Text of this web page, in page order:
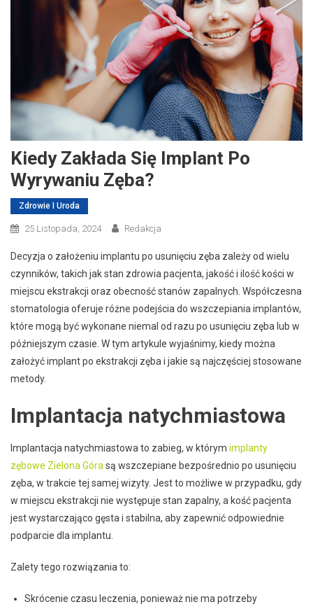
Kiedy Zakłada Się Implant Po
Wyrywaniu Zęba?
Zdrowie I Uroda
25 Listopada, 2024 Redakcja
Decyzja o założeniu implantu po usunięciu zęba zależy od wielu
czynników, takich jak stan zdrowia pacjenta, jakość i ilość kości w
miejscu ekstrakcji oraz obecność stanów zapalnych. Współczesna
stomatologia oferuje różne podejścia do wszczepiania implantów,
które mogą być wykonane niemal od razu po usunięciu zęba lub w
późniejszym czasie. W tym artykule wyjaśnimy, kiedy można
założyć implant po ekstrakcji zęba i jakie są najczęściej stosowane
metody.
Implantacja natychmiastowa
Implantacja natychmiastowa to zabieg, w którym implanty
zębowe Zielona Góra są wszczepiane bezpośrednio po usunięciu
zęba, w trakcie tej samej wizyty. Jest to możliwe w przypadku, gdy
w miejscu ekstrakcji nie występuje stan zapalny, a kość pacjenta
jest wystarczająco gęsta i stabilna, aby zapewnić odpowiednie
podparcie dla implantu.
Zalety tego rozwiązania to:
Skrócenie czasu leczenia, ponieważ nie ma potrzeby